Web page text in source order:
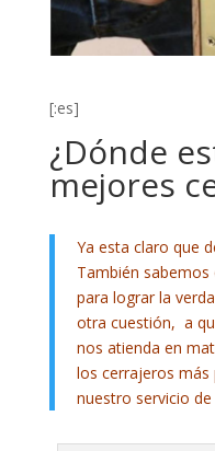
[:es]
¿Dónde
mejores
Ya esta claro que
También
para lograr la
otra cuestión, a
nos atienda en
los cerrajeros más
nuestro servicio de